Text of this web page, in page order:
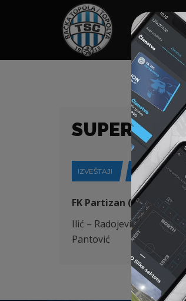
IZVEŠTAJI 30-03-2025
FK Partizan (Beograd) –
Ilić – Radojević, Đorđević,
Pantović